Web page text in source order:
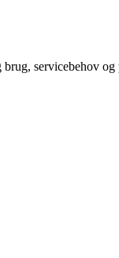
servicebehov og